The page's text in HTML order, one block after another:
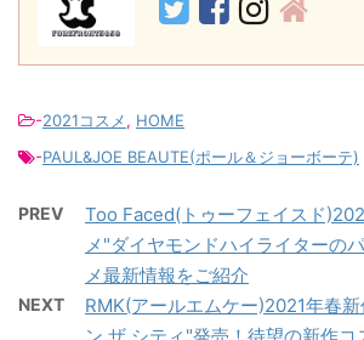
-2021コスメ, HOME
-PAUL&JOE BEAUTE(ポール＆ジョーボーテ)
PREV
Too Faced(トゥーフェイスド
メ"ダイヤモンドハイライターの
メ最新情報をご紹介
NEXT
RMK(アールエムケー)2021年春